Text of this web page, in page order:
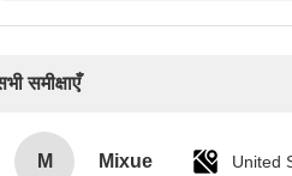
समीक्षाएँ
M Mixue United